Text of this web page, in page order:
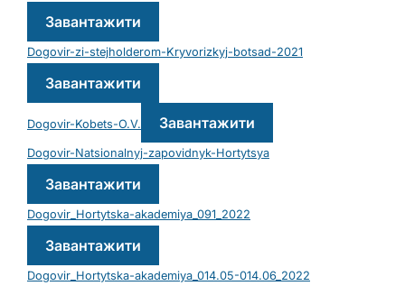
Завантажити
Dogovir-zi-stejholderom-Kryvorizkyj-botsad-2021
Завантажити
Dogovir-Kobets-O.V. Завантажити
Dogovir-Natsionalnyj-zapovidnyk-Hortytsya
Завантажити
Dogovir_Hortytska-akademiya_091_2022
Завантажити
Dogovir_Hortytska-akademiya_014.05-014.06_2022